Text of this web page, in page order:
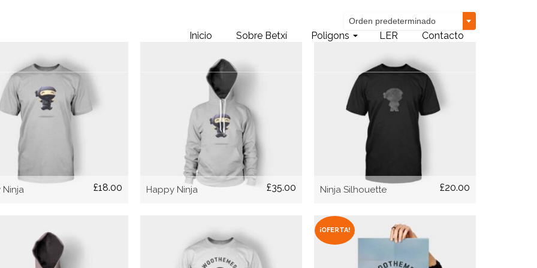
Inicio Sobre Betxí Poligons LER Contacto
Orden predeterminado
Ninja £18.00
AÑADIR AL CARRITO
Happy Ninja £35.00
AÑADIR AL CARRITO
Ninja Silhouette £20.00
AÑADIR AL CARRITO
¡OFERTA!